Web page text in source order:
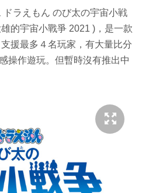
ラえもん のび太の宇宙小戦
的宇宙小戰爭 2021 )，是一款
援最多４名玩家，有大量比分
操作遊玩。但暫時沒有推出中